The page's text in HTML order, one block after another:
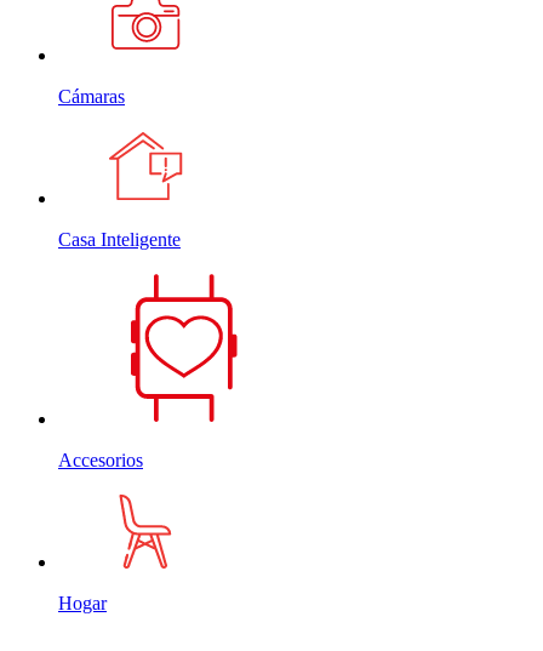
Cámaras
Casa Inteligente
Accesorios
Hogar